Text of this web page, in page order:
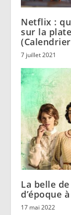
Netflix :
sur la
7 juillet 2021
La belle
d’époque
17 mai 2022